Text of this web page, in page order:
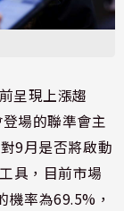
呈現上漲趨
場的聯準會主
9月是否將啟動
具，目前市場
率為69.5%，